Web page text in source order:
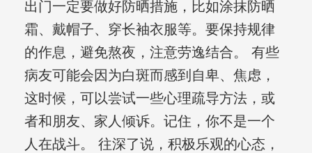
出门一定要做好防晒措施，比如涂抹防晒
霜、戴帽子、穿长袖衣服等。要保持规律
的作息，避免熬夜，注意劳逸结合。 有些
病友可能会因为白斑而感到自卑、焦虑，
这时候，可以尝试一些心理疏导方法，或
者和朋友、家人倾诉。记住，你不是一个
人在战斗。 往深了说，积极乐观的心态，